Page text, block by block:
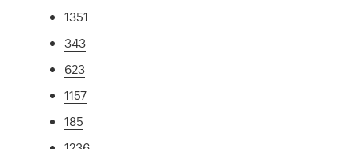
1351
343
623
1157
185